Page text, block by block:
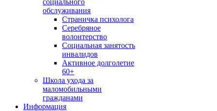
социального
обслуживания
Страничка психолога
Серебряное
волонтерство
Социальная занятость
инвалидов
Активное долголетие
60+
Школа ухода за
маломобильными
гражданами
Информация